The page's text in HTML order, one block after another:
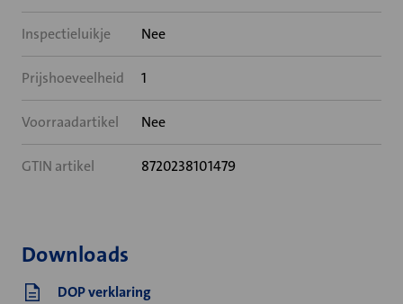
Inspectieluikje Nee
Prijshoeveelheid 1
Voorraadartikel Nee
GTIN artikel 8720238101479
Downloads
DOP verklaring